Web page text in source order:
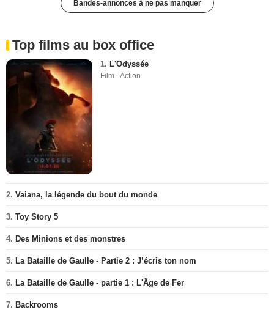
Bandes-annonces à ne pas manquer
Top films au box office
1. L'Odyssée
Film - Action
2. Vaiana, la légende du bout du monde
3. Toy Story 5
4. Des Minions et des monstres
5. La Bataille de Gaulle - Partie 2 : J’écris ton nom
6. La Bataille de Gaulle - partie 1 : L'Âge de Fer
7. Backrooms